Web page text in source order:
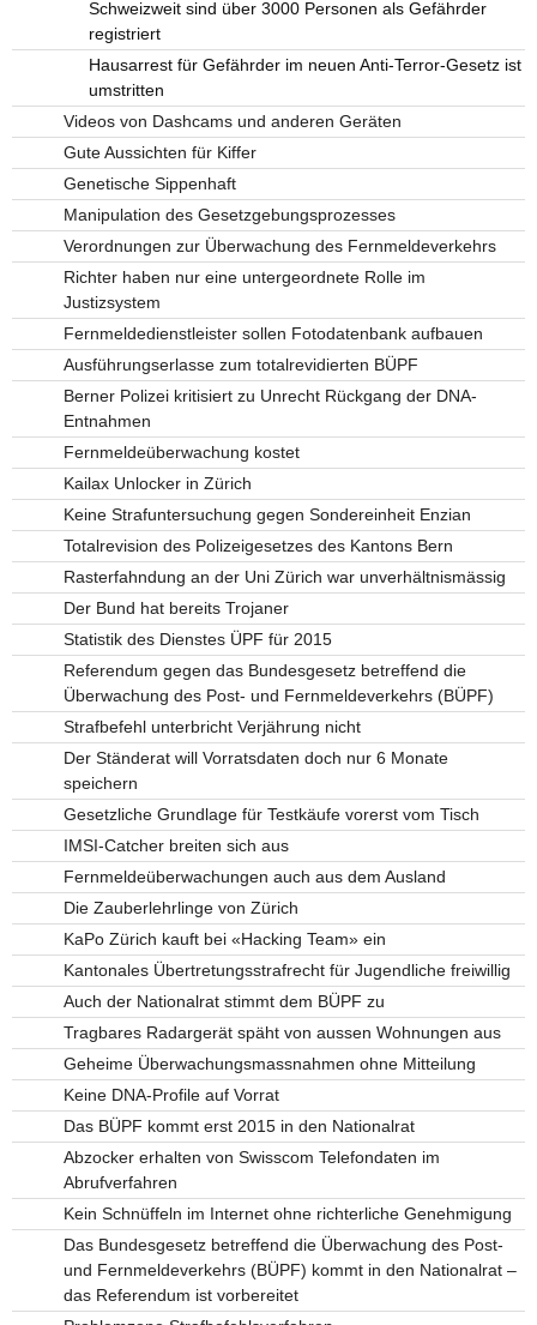
Schweizweit sind über 3000 Personen als Gefährder
registriert
Hausarrest für Gefährder im neuen Anti-Terror-Gesetz ist
umstritten
Videos von Dashcams und anderen Geräten
Gute Aussichten für Kiffer
Genetische Sippenhaft
Manipulation des Gesetzgebungsprozesses
Verordnungen zur Überwachung des Fernmeldeverkehrs
Richter haben nur eine untergeordnete Rolle im
Justizsystem
Fernmeldedienstleister sollen Fotodatenbank aufbauen
Ausführungserlasse zum totalrevidierten BÜPF
Berner Polizei kritisiert zu Unrecht Rückgang der DNA-
Entnahmen
Fernmeldeüberwachung kostet
Kailax Unlocker in Zürich
Keine Strafuntersuchung gegen Sondereinheit Enzian
Totalrevision des Polizeigesetzes des Kantons Bern
Rasterfahndung an der Uni Zürich war unverhältnismässig
Der Bund hat bereits Trojaner
Statistik des Dienstes ÜPF für 2015
Referendum gegen das Bundesgesetz betreffend die
Überwachung des Post- und Fernmeldeverkehrs (BÜPF)
Strafbefehl unterbricht Verjährung nicht
Der Ständerat will Vorratsdaten doch nur 6 Monate
speichern
Gesetzliche Grundlage für Testkäufe vorerst vom Tisch
IMSI-Catcher breiten sich aus
Fernmeldeüberwachungen auch aus dem Ausland
Die Zauberlehrlinge von Zürich
KaPo Zürich kauft bei «Hacking Team» ein
Kantonales Übertretungsstrafrecht für Jugendliche freiwillig
Auch der Nationalrat stimmt dem BÜPF zu
Tragbares Radargerät späht von aussen Wohnungen aus
Geheime Überwachungsmassnahmen ohne Mitteilung
Keine DNA-Profile auf Vorrat
Das BÜPF kommt erst 2015 in den Nationalrat
Abzocker erhalten von Swisscom Telefondaten im
Abrufverfahren
Kein Schnüffeln im Internet ohne richterliche Genehmigung
Das Bundesgesetz betreffend die Überwachung des Post-
und Fernmeldeverkehrs (BÜPF) kommt in den Nationalrat –
das Referendum ist vorbereitet